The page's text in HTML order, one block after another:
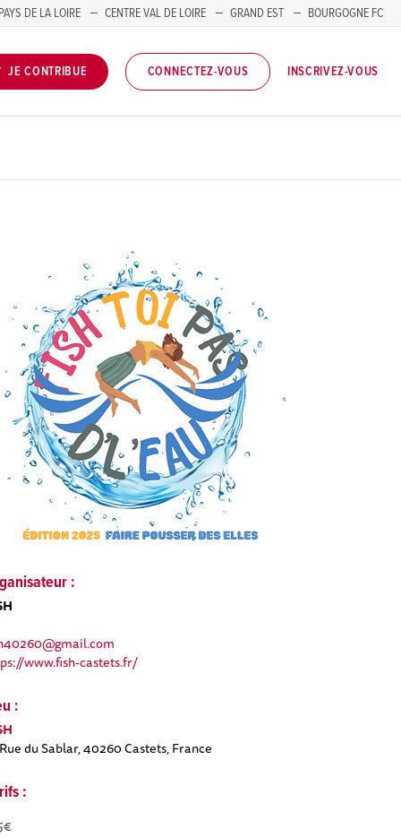
PAYS DE LA LOIRE CENTRE VAL DE LOIRE GRAND EST
BOURGOGNE FC
JE CONTRIBUE CONNECTEZ-VOUS INSCRIVEZ-VOUS
:
www.fish-castets.fr/
:
du Sablar, 40260 Castets, France
: